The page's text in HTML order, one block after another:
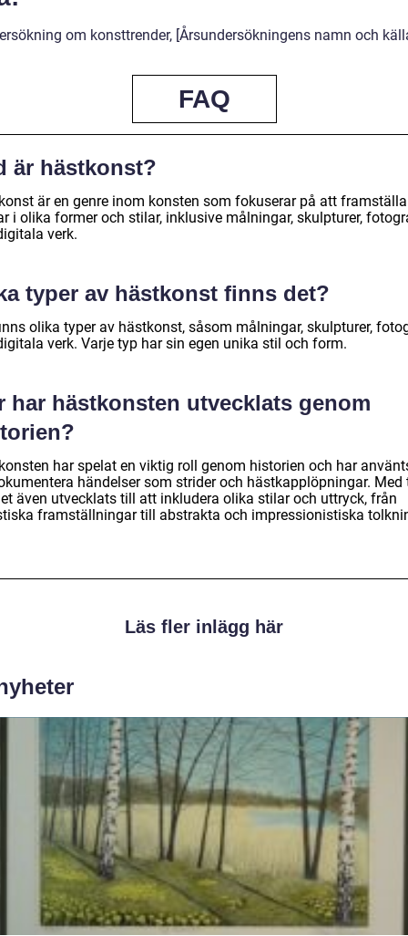
om konsttrender, [Årsundersökningens namn och
FAQ
är hästkonst?
är en genre inom konsten som fokuserar på att framställa
i olika former och stilar, inklusive målningar, skulpturer,
verk.
typer av hästkonst finns det?
olika typer av hästkonst, såsom målningar, skulpturer,
verk. Varje typ har sin egen unika stil och form.
har hästkonsten utvecklats genom
har spelat en viktig roll genom historien och har
händelser som strider och hästkapplöpningar. Med
även utvecklats till att inkludera olika stilar och uttryck, från
framställningar till abstrakta och impressionistiska
Läs fler inlägg här